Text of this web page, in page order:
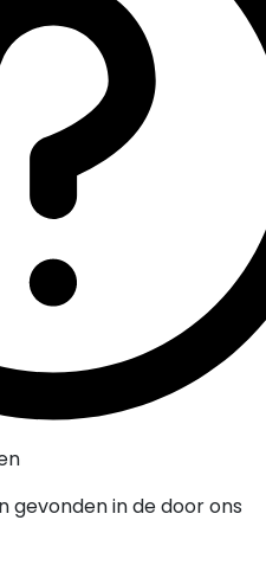
gevonden in de door ons